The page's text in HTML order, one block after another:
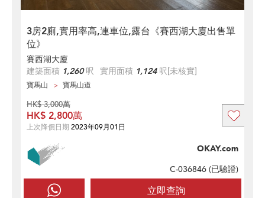
3房2廁,實用率高,連車位,露台《賽西湖大廈出售單
位》
賽西湖大廈
建築面積 1,260呎 實用面積 1,124呎[未核實]
寶馬山 寶馬山道
立即查詢
OKAY.com
C-036846 (已驗證)
HK$ 3,000萬
HK$ 2,800萬
上次降價日期 2023年09月01日